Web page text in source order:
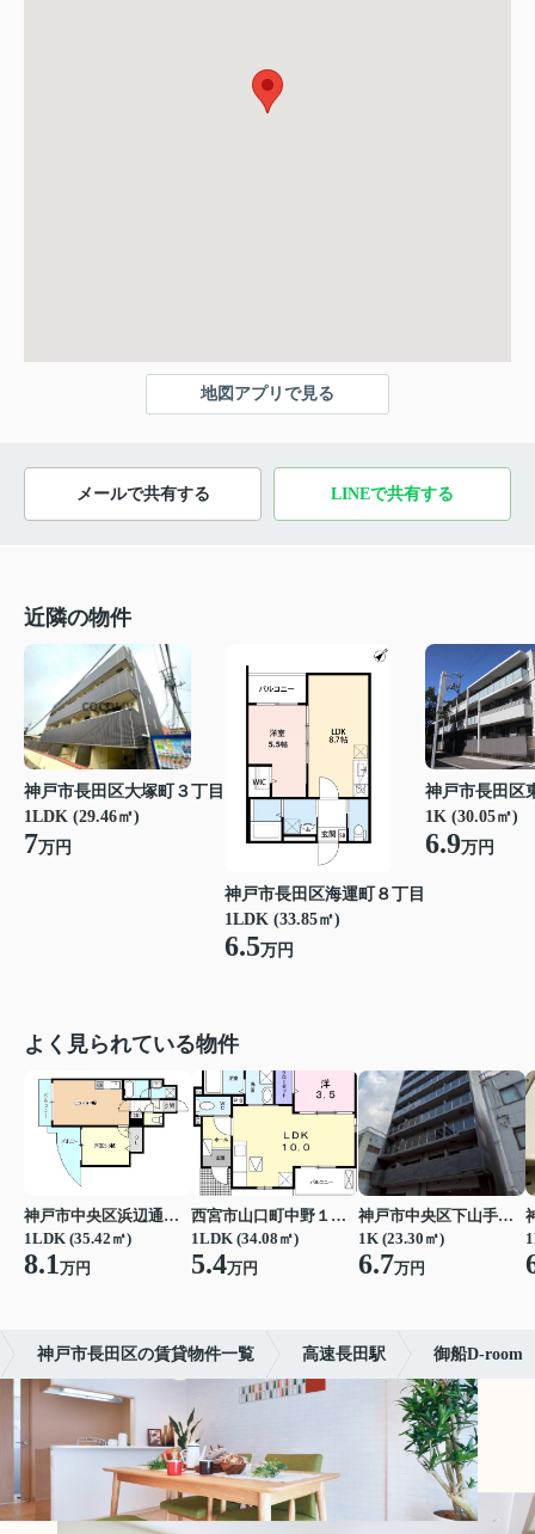
地図アプリで見る
メールで共有する LINEで共有する
近隣の物件
神戸市長田区大塚町３丁目
1LDK (29.46㎡)
7万円
神戸市長田区海運町８丁目
1LDK (33.85㎡)
6.5万円
神戸市長田区
1K (30.05㎡)
6.9万円
よく見られている物件
神戸市中央区浜辺通３丁目
1LDK (35.42㎡)
8.1万円
西宮市山口町中野１丁目
1LDK (34.08㎡)
5.4万円
神戸市中央区下山手通７丁目
1K (23.30㎡)
6.7万円
神戸市長田区の賃貸物件一覧 高速長田駅 御船D-room